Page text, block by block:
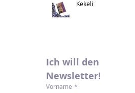
Kekeli
Ich will den
Newsletter!
Vorname *